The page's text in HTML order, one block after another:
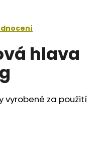
hlava
vyrobené za použití